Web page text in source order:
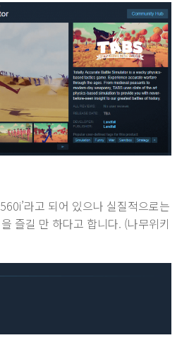
라고 되어 있으나 실질적으로는
즐길 만 하다고 합니다. (나무위키